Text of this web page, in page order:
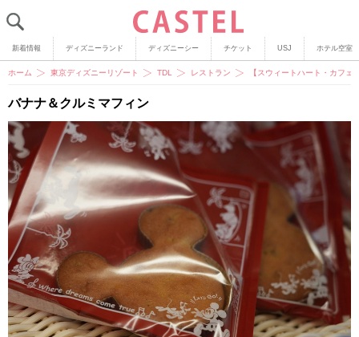
新着情報 ディズニーランド ディズニーシー チケット USJ ホテル空室
ホーム 東京ディズニーリゾート TDL レストラン 【スウィートハート・カフ
バナナ＆クルミマフィン